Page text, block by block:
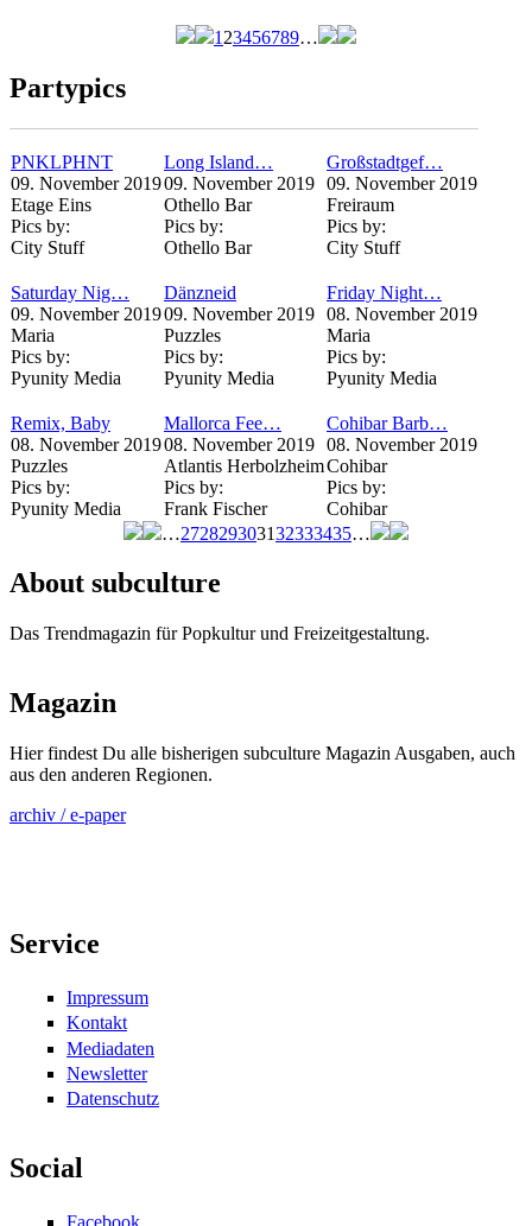
1 23456789…
Partypics
PNKLPHNT
09. November 2019
Etage Eins
Pics by:
City Stuff
Long Island…
09. November 2019
Othello Bar
Pics by:
Othello Bar
Großstadtgef…
09. November 2019
Freiraum
Pics by:
City Stuff
Saturday Nig…
09. November 2019
Maria
Pics by:
Pyunity Media
Dänzneid
09. November 2019
Puzzles
Pics by:
Pyunity Media
Friday Night…
08. November 2019
Maria
Pics by:
Pyunity Media
Remix, Baby
08. November 2019
Puzzles
Pics by:
Pyunity Media
Mallorca Fee…
08. November 2019
Atlantis Herbolzheim
Pics by:
Frank Fischer
Cohibar Barb…
08. November 2019
Cohibar
Pics by:
Cohibar
…272829303132333435…
About subculture
Das Trendmagazin für Popkultur und Freizeitgestaltung.
Magazin
Hier findest Du alle bisherigen subculture Magazin Ausgaben, auch
aus den anderen Regionen.
archiv / e-paper
Service
Impressum
Kontakt
Mediadaten
Newsletter
Datenschutz
Social
Facebook